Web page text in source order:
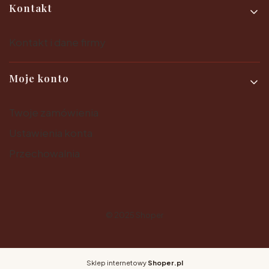
Kontakt
Moje konto
Sklep internetowy Shoper.pl